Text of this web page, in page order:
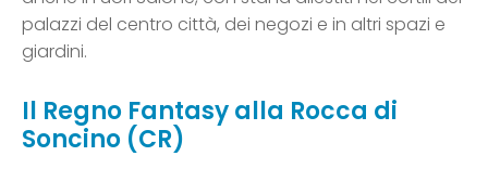
palazzi del centro città, dei negozi e in altri spazi e
giardini.
Il Regno Fantasy alla Rocca di
Soncino (CR)